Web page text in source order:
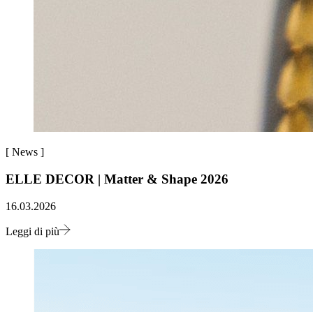
[ News ]
ELLE DECOR | Matter & Shape 2026
16.03.2026
Leggi di più